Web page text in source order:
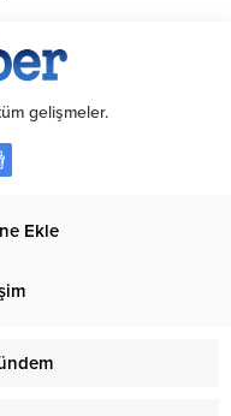
gelişmeler.
Ekle